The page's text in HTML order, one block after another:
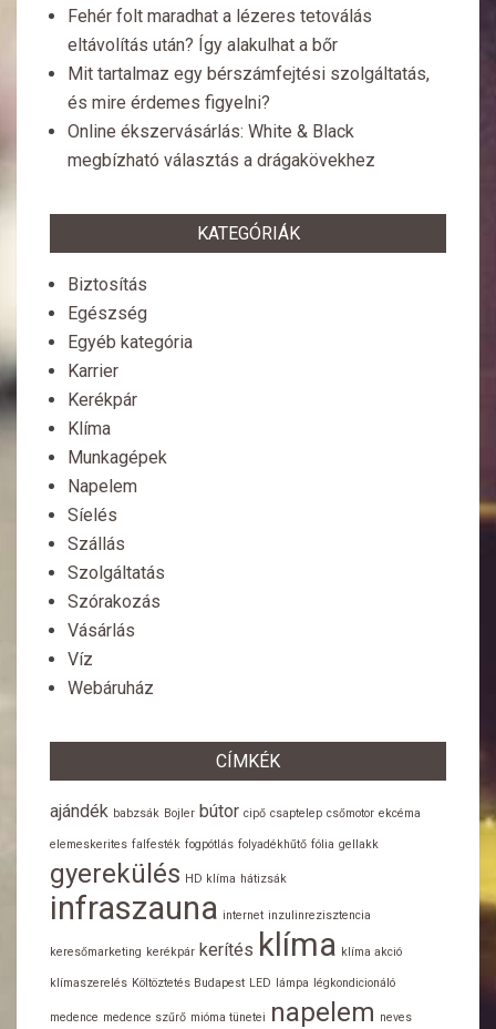
Fehér folt maradhat a lézeres tetoválás
eltávolítás után? Így alakulhat a bőr
Mit tartalmaz egy bérszámfejtési szolgáltatás,
és mire érdemes figyelni?
Online ékszervásárlás: White & Black
megbízható választás a drágakövekhez
KATEGÓRIÁK
Biztosítás
Egészség
Egyéb kategória
Karrier
Kerékpár
Klíma
Munkagépek
Napelem
Síelés
Szállás
Szolgáltatás
Szórakozás
Vásárlás
Víz
Webáruház
CÍMKÉK
ajándék babzsák Bojler bútor cipő csaptelep csőmotor ekcéma
elemeskerites falfesték fogpótlás folyadékhűtő fólia gellakk
gyerekülés HD klíma hátizsák
infraszauna internet inzulinrezisztencia
keresőmarketing kerékpár kerítés klíma klíma akció
klímaszerelés Költöztetés Budapest LED lámpa légkondicionáló
medence medence szűrő mióma tünetei napelem neves